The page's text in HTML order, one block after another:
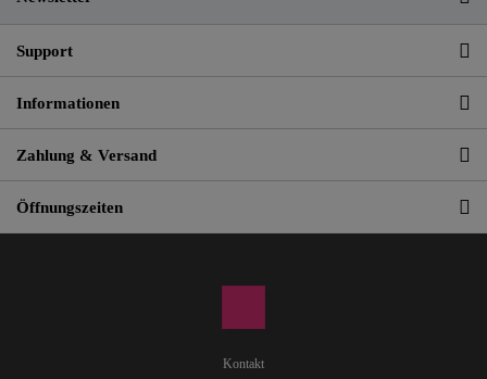
Support
Informationen
Zahlung & Versand
Öffnungszeiten
Kontakt